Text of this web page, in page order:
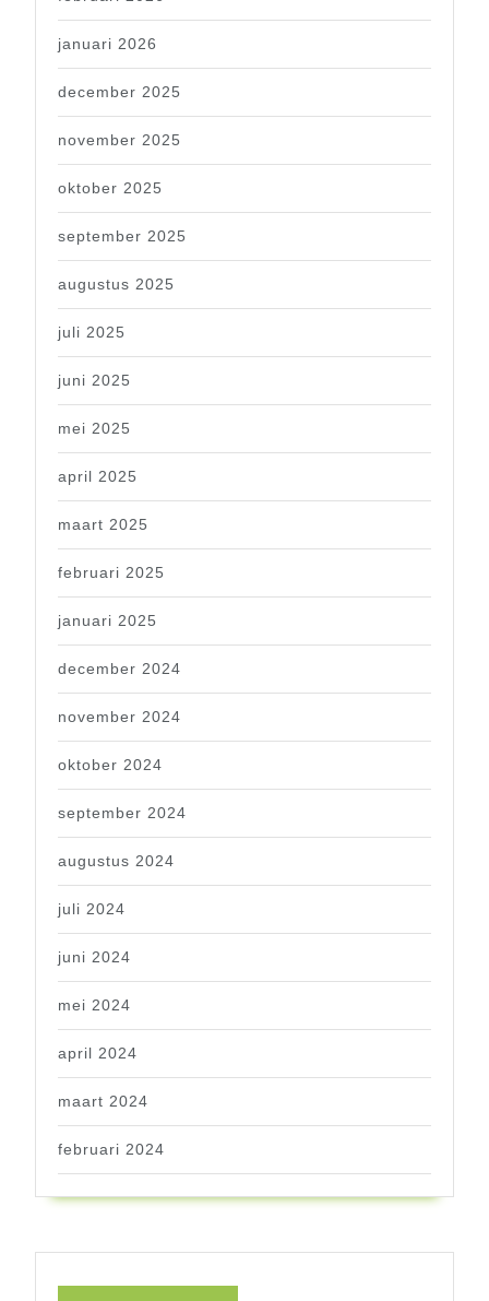
januari 2026
december 2025
november 2025
oktober 2025
september 2025
augustus 2025
juli 2025
juni 2025
mei 2025
april 2025
maart 2025
februari 2025
januari 2025
december 2024
november 2024
oktober 2024
september 2024
augustus 2024
juli 2024
juni 2024
mei 2024
april 2024
maart 2024
februari 2024